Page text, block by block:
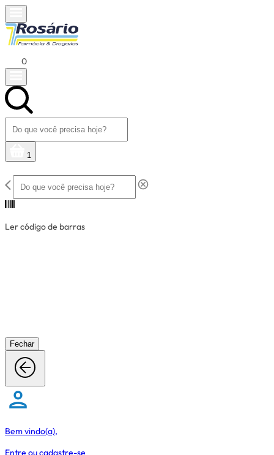
0
1
Ler código de barras
Fechar
Bem vindo(a),
Entre oucadastre-se